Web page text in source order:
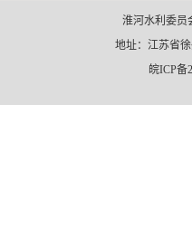
淮河水利委员
地址：江苏省
皖ICP备